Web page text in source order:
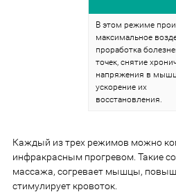
В этом режиме
максимальное
проработка
точек, снятие
напряжения в
ускорение их
восстановления.
Каждый из трех режимов можно
инфракрасным прогревом. Такие
массажа, согревает мышцы,
стимулирует кровоток.